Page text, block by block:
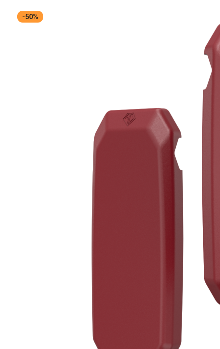
-50%